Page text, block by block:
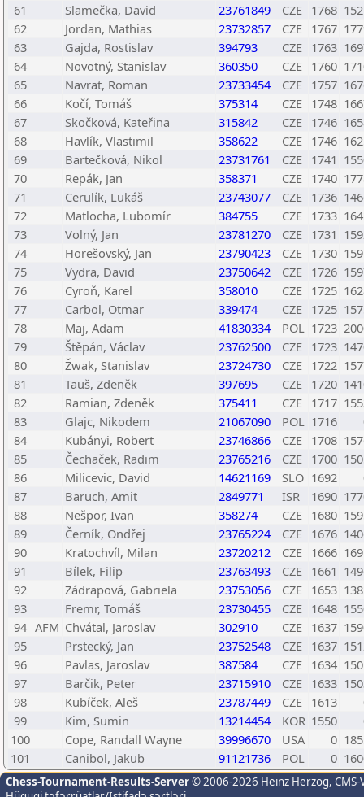
61
Slamečka, David 23761849 CZE 1768
62
Jordan, Mathias 23732857 CZE 1767
63
Gajda, Rostislav 394793 CZE 1763
64
Novotný, Stanislav 360350 CZE 1760
65
Navrat, Roman 23733454 CZE 1757
66
Kočí, Tomáš 375314 CZE 1748
67
Skočková, Kateřina 315842 CZE 1746
68
Havlík, Vlastimil 358622 CZE 1746
69
Bartečková, Nikol 23731761 CZE 1741
70
Repák, Jan 358371 CZE 1740
71
Cerulík, Lukáš 23743077 CZE 1736
72
Matlocha, Lubomír 384755 CZE 1733
73
Volný, Jan 23781270 CZE 1731
74
Horešovský, Jan 23790423 CZE 1730
75
Vydra, David 23750642 CZE 1726
76
Cyroň, Karel 358010 CZE 1725
77
Carbol, Otmar 339474 CZE 1725
78
Maj, Adam 41830334 POL 1723
79
Štěpán, Václav 23762500 CZE 1723
80
Žwak, Stanislav 23724730 CZE 1722
81
Tauš, Zdeněk 397695 CZE 1720
82
Ramian, Zdeněk 375411 CZE 1717
83
Glajc, Nikodem 21067090 POL 1716
84
Kubányi, Robert 23746866 CZE 1708
85
Čechaček, Radim 23765216 CZE 1700
86
Milicevic, David 14621169 SLO 1692
87
Baruch, Amit 2849771 ISR 1690
88
Nešpor, Ivan 358274 CZE 1680
89
Černík, Ondřej 23765224 CZE 1676
90
Kratochvíl, Milan 23720212 CZE 1666
91
Bílek, Filip 23763493 CZE 1661
92
Zádrapová, Gabriela 23753056 CZE 1653
93
Fremr, Tomáš 23730455 CZE 1648
94 AFM Chvátal, Jaroslav 302910 CZE 1637
95
Prstecký, Jan 23752548 CZE 1637
96
Pavlas, Jaroslav 387584 CZE 1634
97
Barčik, Peter 23715910 CZE 1633
98
Kubíček, Aleš 23787449 CZE 1613
99
Kim, Sumin 13214454 KOR 1550
100
Cope, Randall Wayne 39996670 USA 0
101
Canibol, Jakub 91121736 POL 0
Chess-Tournament-Results-Server© 2006-2026 Heinz Herzog,